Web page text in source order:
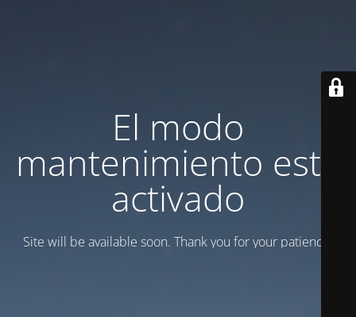
El modo
mantenimiento está
activado
Site will be available soon. Thank you for your patience!